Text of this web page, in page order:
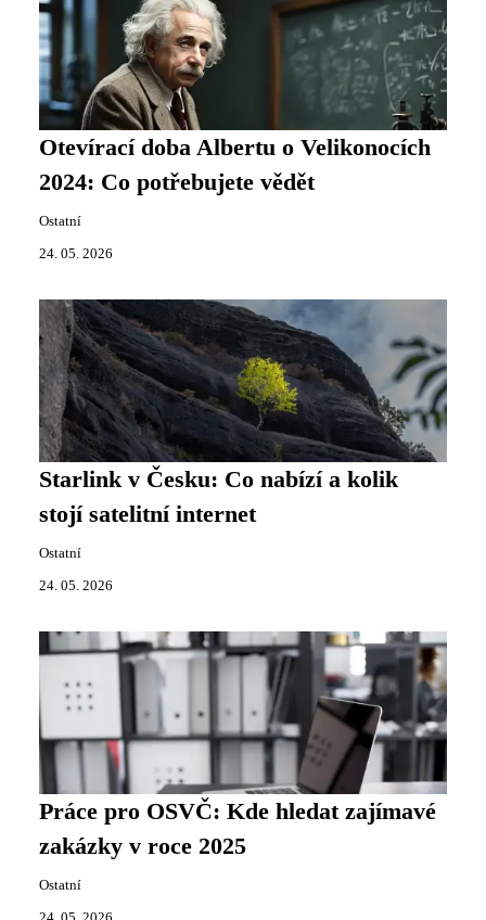
Otevírací doba Albertu o Velikonocích
2024: Co potřebujete vědět
Ostatní
24. 05. 2026
Starlink v Česku: Co nabízí a kolik
stojí satelitní internet
Ostatní
24. 05. 2026
Práce pro OSVČ: Kde hledat zajímavé
zakázky v roce 2025
Ostatní